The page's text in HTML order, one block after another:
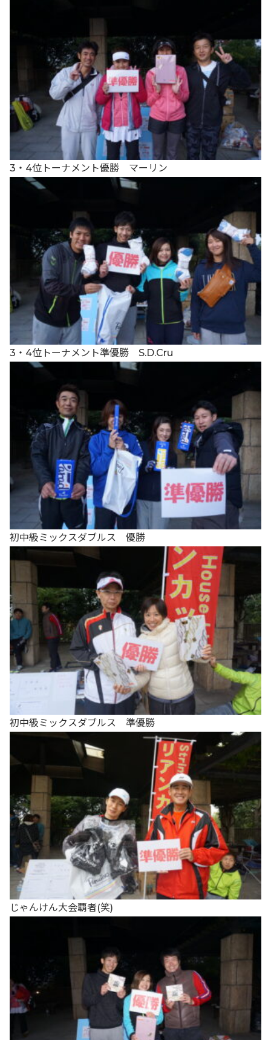
3・4位トーナメント優勝 マーリン
3・4位トーナメント準優勝 S.D.Cru
初中級ミックスダブルス 優勝
初中級ミックスダブルス 準優勝
じゃんけん大会覇者(笑)